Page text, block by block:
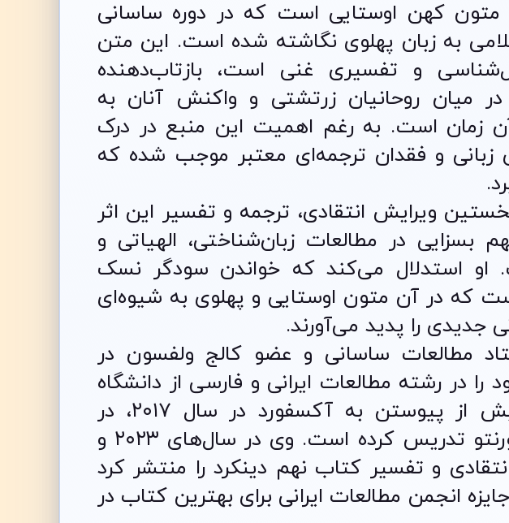
کهن اوستایی است که در دوره ساسانی
اسلامی به زبان پهلوی نگاشته شده است. این متن
و تفسیری غنی است، بازتاب‌دهنده
میان روحانیان زرتشتی و واکنش آنان به
زمان است. به رغم اهمیت این منبع در درک
زبانی و فقدان ترجمه‌ای معتبر موجب شده که
ویرایش انتقادی، ترجمه و تفسیر این اثر
در مطالعات زبان‌شناختی، الهیاتی و
او استدلال می‌کند که خواندن سودگر نسک
که در آن متون اوستایی و پهلوی به شیوه‌ای
جدیدی را پدید می‌آورند.
مطالعات ساسانی و عضو کالج ولفسون در
در رشته مطالعات ایرانی و فارسی از دانشگاه
هاروارد دریافت کرده است. او پیش از پیوستن به آکسفورد در سال ۲۰۱۷، در
دانشگاه‌های هاروارد، استنفورد و تورنتو تدریس کرده است. وی در سال‌های ۲۰۲۳ و
و تفسیر کتاب نهم دینکرد را منتشر کرد
دریافت جایزه انجمن مطالعات ایرانی برای بهترین کتاب در